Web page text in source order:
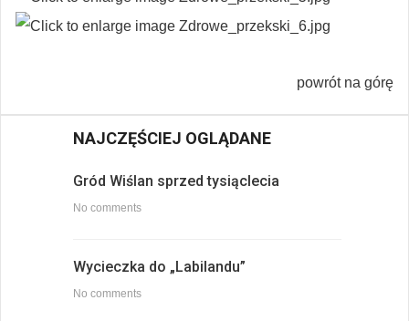
powrót na górę
NAJCZĘŚCIEJ OGLĄDANE
Gród Wiślan sprzed tysiąclecia
No comments
Wycieczka do „Labilandu”
No comments